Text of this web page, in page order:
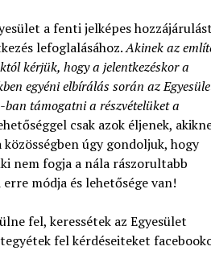
a fenti jelképes hozzájárulást
lefoglalásához.Akinek az
kérjük, hogy a jelentkezéskor a
egyéni elbírálás során az
támogatni a részvételüket a
csak azok éljenek,
úgy gondoljuk, hogy
nem fogja a nála rászorultabb
módja és lehetősége van!
fel, keressétek az Egyesület
fel kérdéseiteket